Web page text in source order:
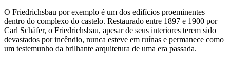
O Friedrichsbau por exemplo é um dos edifícios proeminentes
dentro do complexo do castelo. Restaurado entre 1897 e 1900 por
Carl Schäfer, o Friedrichsbau, apesar de seus interiores terem sido
devastados por incêndio, nunca esteve em ruínas e permanece como
um testemunho da brilhante arquitetura de uma era passada.